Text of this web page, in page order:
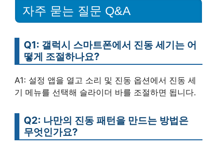
자주 묻는 질문 Q&A
Q1: 갤럭시 스마트폰에서 진동 세기는 어
떻게 조절하나요?
A1: 설정 앱을 열고 소리 및 진동 옵션에서 진동 세
기 메뉴를 선택해 슬라이더 바를 조절하면 됩니다.
Q2: 나만의 진동 패턴을 만드는 방법은
무엇인가요?